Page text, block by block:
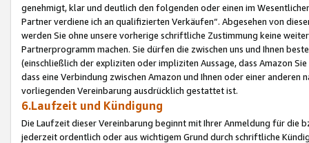
genehmigt, klar und deutlich den folgenden oder einen im
Partner verdiene ich an qualifizierten Verkäufen“. Abgesehen von
werden Sie ohne unsere vorherige schriftliche Zustimmung keine
Partnerprogramm machen. Sie dürfen die zwischen uns und Ihnen
(einschließlich der expliziten oder impliziten Aussage, dass Amazon
dass eine Verbindung zwischen Amazon und Ihnen oder einer
vorliegenden Vereinbarung ausdrücklich gestattet ist.
6.Laufzeit und Kündigung
Die Laufzeit dieser Vereinbarung beginnt mit Ihrer Anmeldung für die
jederzeit ordentlich oder aus wichtigem Grund durch schriftliche